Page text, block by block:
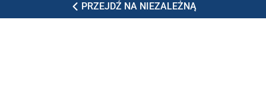
PRZEJDŹ NA NIEZALEŻNĄ